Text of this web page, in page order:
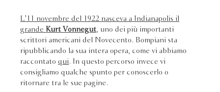
L'11 novembre del 1922 nasceva a Indianapolis il
grande Kurt Vonnegut, uno dei più importanti
scrittori americani del Novecento. Bompiani sta
ripubblicando la sua intera opera, come vi abbiamo
raccontatoqui . In questo percorso invece vi
consigliamo qualche spunto per conoscerlo o
ritornare tra le sue pagine.